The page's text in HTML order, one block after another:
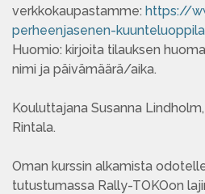
verkkokaupastamme: https://
perheenjasenen-
Huomio: kirjoita tilauksen
nimi ja päivämäärä/aika.
Kouluttajana Susanna
Rintala.
Oman kurssin alkamista
tutustumassa Rally-TOKOon